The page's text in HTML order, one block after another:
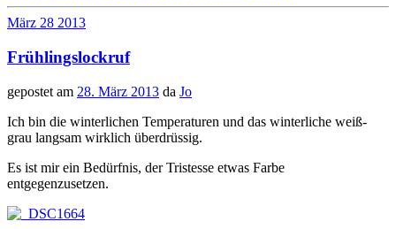
März 28 2013
Frühlingslockruf
gepostet am 28. März 2013 da Jo
Ich bin die winterlichen Temperaturen und das winterliche weiß-
grau langsam wirklich überdrüssig.
Es ist mir ein Bedürfnis, der Tristesse etwas Farbe
entgegenzusetzen.